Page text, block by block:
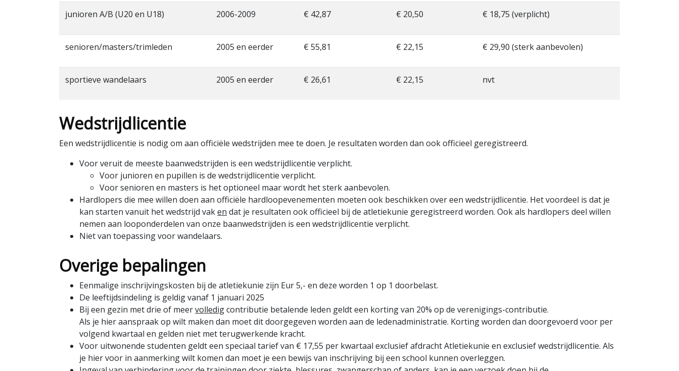
junioren A/B (U20 en U18) 2006-2009 € 42,87 € 20,50 € 18,75 (verplicht)
senioren/masters/trimleden 2005 en eerder € 55,81 € 22,15 € 29,90 (sterk aanbevolen)
sportieve wandelaars 2005 en eerder € 26,61 € 22,15 nvt
Wedstrijdlicentie
Een wedstrijdlicentie is nodig om aan officiële wedstrijden mee te doen. Je resultaten worden dan ook officieel geregistreerd.
Voor veruit de meeste baanwedstrijden is een wedstrijdlicentie verplicht.
Voor junioren en pupillen is de wedstrijdlicentie verplicht.
Voor senioren en masters is het optioneel maar wordt het sterk aanbevolen.
Hardlopers die mee willen doen aan officiële hardloopevenementen moeten ook beschikken over een wedstrijdlicentie. Het voordeel is dat je
kan starten vanuit het wedstrijd vaken dat je resultaten ook officieel bij de atletiekunie geregistreerd worden. Ook als hardlopers deel willen
nemen aan looponderdelen van onze baanwedstrijden is een wedstrijdlicentie verplicht.
Niet van toepassing voor wandelaars.
Overige bepalingen
Eenmalige inschrijvingskosten bij de atletiekunie zijn Eur 5,- en deze worden 1 op 1 doorbelast.
De leeftijdsindeling is geldig vanaf 1 januari 2025
Bij een gezin met drie of meervolledigcontributie betalende leden geldt een korting van 20% op de verenigings-contributie.
Als je hier aanspraak op wilt maken dan moet dit doorgegeven worden aan de ledenadministratie. Korting worden dan doorgevoerd voor per
volgend kwartaal en gelden niet met terugwerkende kracht.
Voor uitwonende studenten geldt een speciaal tarief van € 17,55 per kwartaal exclusief afdracht Atletiekunie en exclusief wedstrijdlicentie. Als
je hier voor in aanmerking wilt komen dan moet je een bewijs van inschrijving bij een school kunnen overleggen.